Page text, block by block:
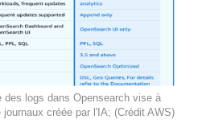
des logs dans Opensearch vise à
créée par l'IA; (Crédit AWS)